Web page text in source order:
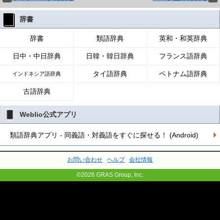
辞書
辞書 類語辞典 英和・和英辞典
日中・中日辞典 日韓・韓日辞典 フランス語辞典
インドネシア語辞典 タイ語辞典 ベトナム語辞典
古語辞典
Weblio公式アプリ
類語辞典アプリ - 同義語・対義語をすぐに探せる！ (Android)
お問い合わせ ヘルプ 会社情報
©2026 GRAS Group, Inc.